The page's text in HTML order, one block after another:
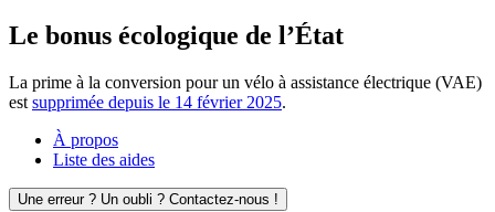
Le bonus écologique de l’État
La prime à la conversion pour un vélo à assistance électrique (VAE)
est supprimée depuis le 14 février 2025.
À propos
Liste des aides
Une erreur ? Un oubli ? Contactez-nous !